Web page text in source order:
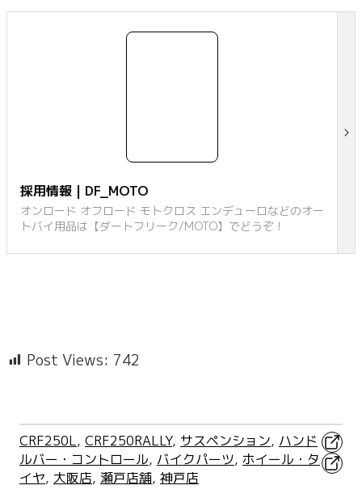
採用情報 | DF_MOTO
オンロード オフロード モトクロス エンデューロなどのオー
トバイ用品は【ダートフリーク/MOTO】でどうぞ！
Post Views: 742
CRF250L, CRF250RALLY, サスペンション, ハンド
ルバー・コントロール, バイクパーツ, ホイール・タ
イヤ, 大阪店, 瀬戸店舗, 神戸店
X